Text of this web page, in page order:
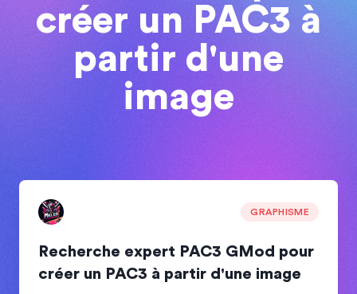
créer un PAC3 à
partir d'une
image
GRAPHISME
Recherche expert PAC3 GMod pour
créer un PAC3 à partir d'une image